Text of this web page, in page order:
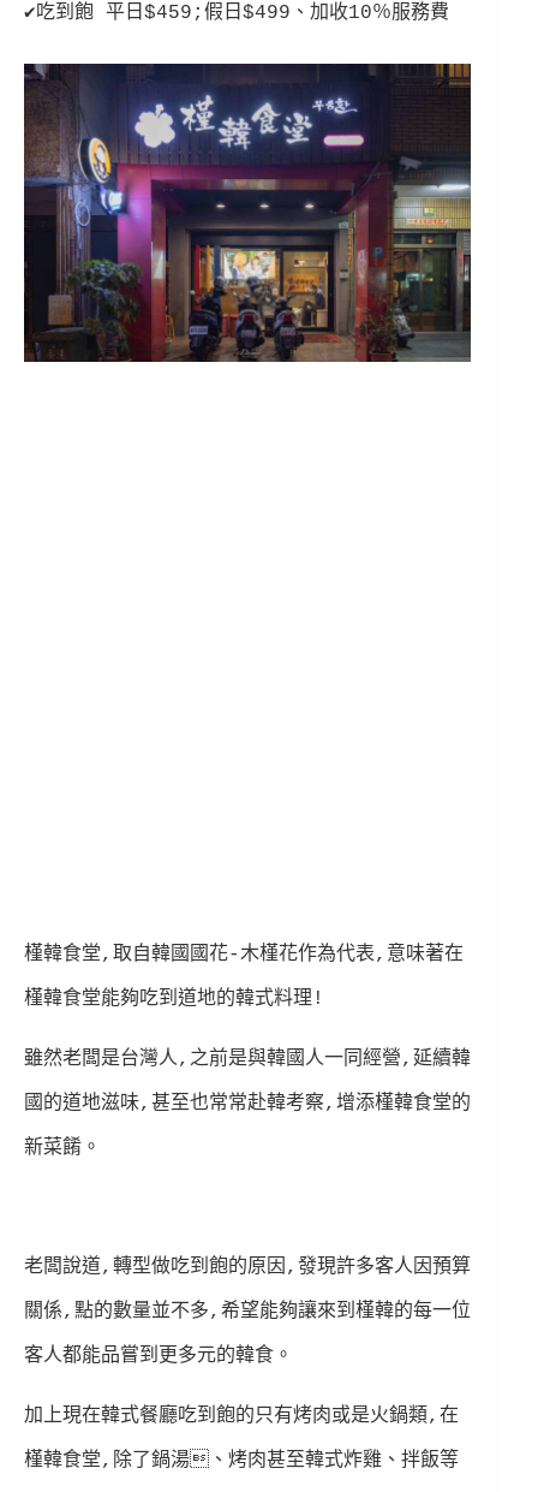
✔吃到飽 平日$459;假日$499、加收10％服務費
槿韓食堂,取自韓國國花-木槿花作為代表,意味著在
槿韓食堂能夠吃到道地的韓式料理!
雖然老闆是台灣人,之前是與韓國人一同經營,延續韓
國的道地滋味,甚至也常常赴韓考察,增添槿韓食堂的
新菜餚。
老闆說道,轉型做吃到飽的原因,發現許多客人因預算
關係,點的數量並不多,希望能夠讓來到槿韓的每一位
客人都能品嘗到更多元的韓食。
加上現在韓式餐廳吃到飽的只有烤肉或是火鍋類,在
槿韓食堂,除了鍋湯、烤肉甚至韓式炸雞、拌飯等